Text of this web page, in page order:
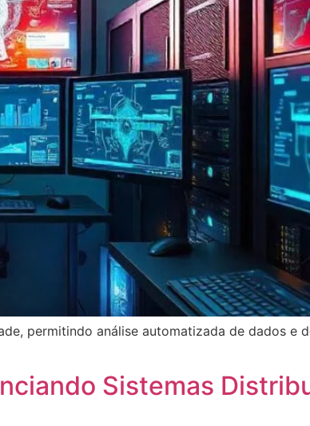
permitindo análise automatizada de dados e
Sistemas